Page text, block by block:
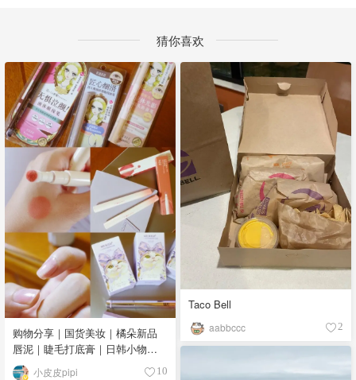
猜你喜欢
购物分享｜国货美妆｜橘朵新品
唇泥｜睫毛打底膏｜日韩小物｜
眼线笔｜美甲DIY💅
小皮皮pipi 10
Taco Bell
aabbccc 2